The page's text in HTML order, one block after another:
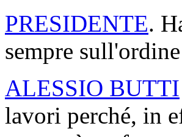
PRESIDENTE.
sempre
ALESSIO BUTTI
lavori perché, in